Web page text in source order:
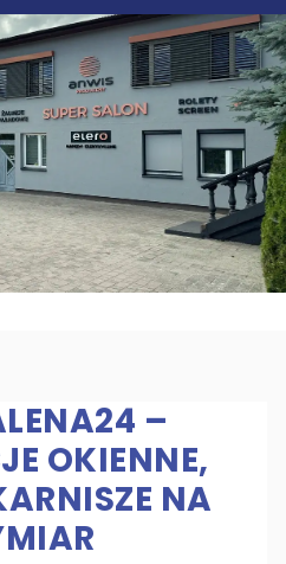
–
OKIENNE,
NA